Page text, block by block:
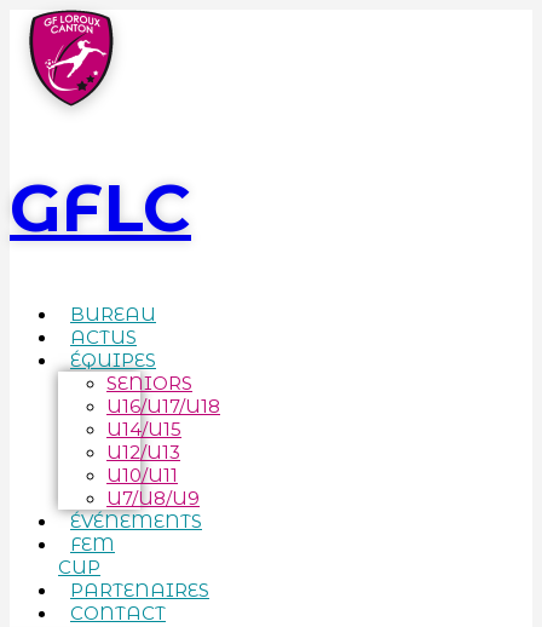
GFLC
BUREAU
ACTUS
ÉQUIPES
SENIORS
U16/U17/U18
U14/U15
U12/U13
U10/U11
U7/U8/U9
ÉVÉNEMENTS
FEM
CUP
PARTENAIRES
CONTACT